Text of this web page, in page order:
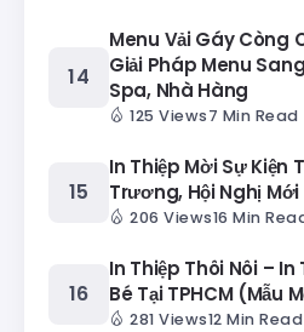
Menu Vải Gáy Còng
Giải Pháp Menu
Spa, Nhà Hàng
125 Views7 Min Read
In Thiệp Mời Sự Kiện
Trương, Hội Nghị Mới
206 Views16 Min
In Thiệp Thôi Nôi –
Bé Tại TPHCM (Mẫu
281 Views12 Min Read